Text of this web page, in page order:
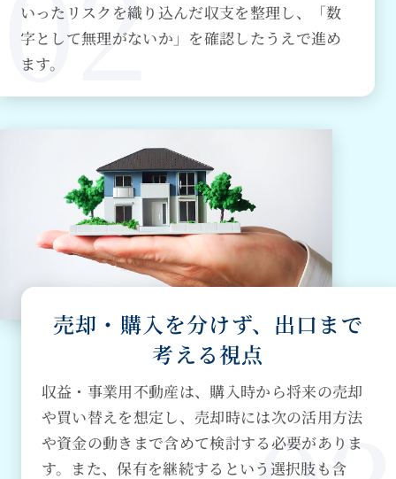
いったリスクを織り込んだ収支を整理し、「数
字として無理がないか」を確認したうえで進め
ます。
売却・購入を分けず、出口まで
考える視点
収益・事業用不動産は、購入時から将来の売却
や買い替えを想定し、売却時には次の活用方法
や資金の動きまで含めて検討する必要がありま
す。また、保有を継続するという選択肢も含